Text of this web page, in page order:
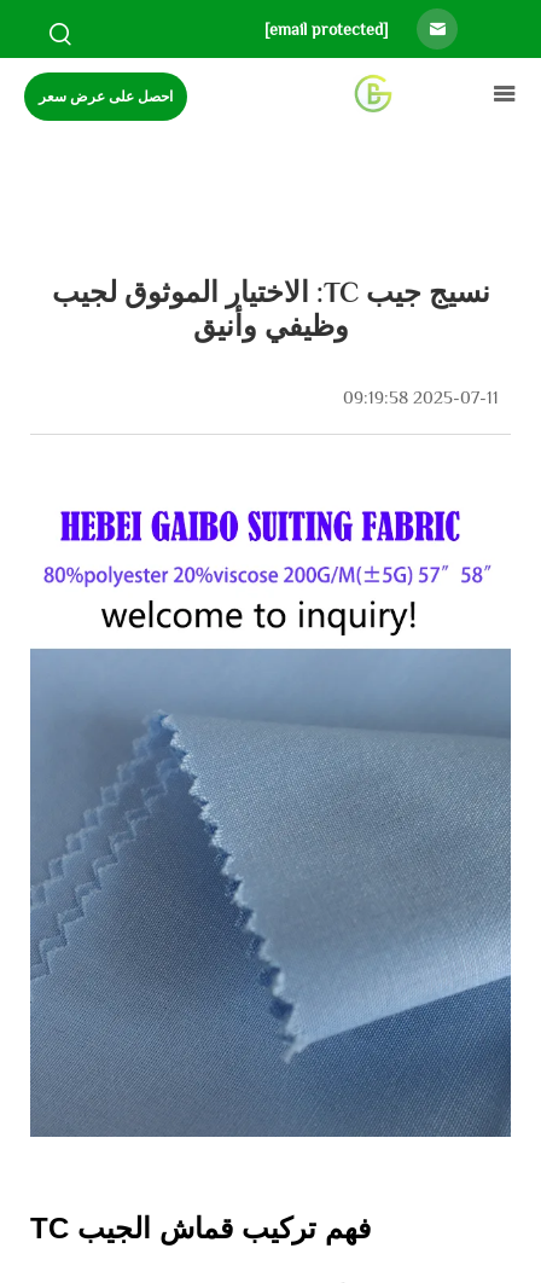
[email protected]
احصل على عرض سعر
نسيج جيب TC: الاختيار الموثوق لجيب
وظيفي وأنيق
2025-07-11 09:19:58
فهم تركيب قماش الجيب TC